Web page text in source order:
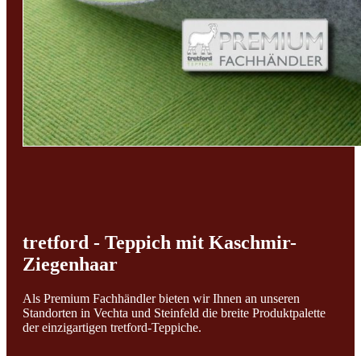
tretford - Teppich mit Kaschmir-
Ziegenhaar
Als Premium Fachhändler bieten wir Ihnen an unseren
Standorten in Vechta und Steinfeld die breite Produktpalette
der einzigartigen tretford-Teppiche.